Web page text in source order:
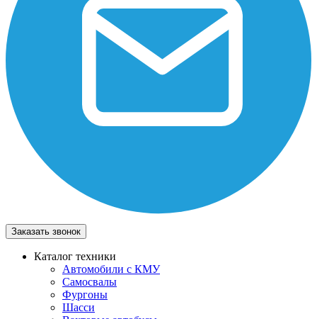
Заказать звонок
Каталог техники
Автомобили с КМУ
Самосвалы
Фургоны
Шасси